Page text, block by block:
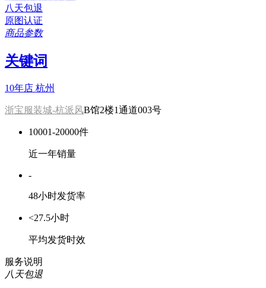
八天包退
原图认证
商品参数
关键词
10年店 杭州
浙宝服装城-杭派风B馆2楼1通道003号
10001-20000件
近一年销量
-
48小时发货率
<27.5小时
平均发货时效
服务说明
八天包退